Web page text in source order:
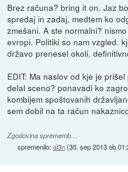
Brez računa? bring it on. Jaz
spredaj in zadaj, medtem ko
zmešani. A ste normalni?
evropi. Politiki so nam vzgled.
državo prenesel okoli.
EDIT: Ma naslov od kje je
delal sceno? ponavadi ko
kombijem spoštovanih
sem dobil na ta račun
Zgodovina sprememb…
spremenilo:al3n(30. sep 2013 ob